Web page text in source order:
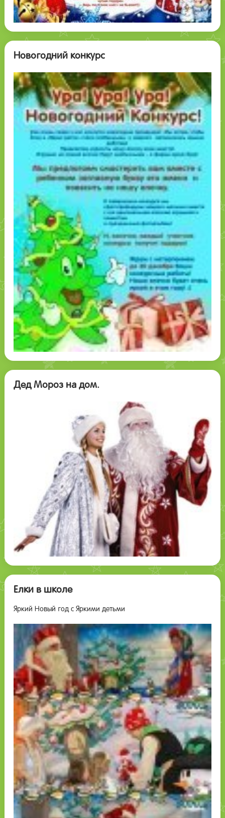
Новогодний конкурс
Дед Мороз на дом.
Елки в школе
Яркий Новый год с Яркими детьми